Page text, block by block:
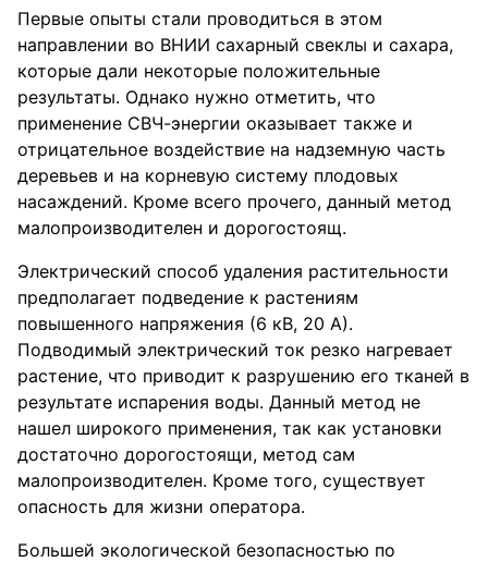
Первые опыты стали проводиться в этом
направлении во ВНИИ сахарный свеклы и сахара,
которые дали некоторые положительные
результаты. Однако нужно отметить, что
применение СВЧ-энергии оказывает также и
отрицательное воздействие на надземную часть
деревьев и на корневую систему плодовых
насаждений. Кроме всего прочего, данный метод
малопроизводителен и дорогостоящ.
Электрический способ удаления растительности
предполагает подведение к растениям
повышенного напряжения (6 кВ, 20 А).
Подводимый электрический ток резко нагревает
растение, что приводит к разрушению его тканей в
результате испарения воды. Данный метод не
нашел широкого применения, так как установки
достаточно дорогостоящи, метод сам
малопроизводителен. Кроме того, существует
опасность для жизни оператора.
Большей экологической безопасностью по